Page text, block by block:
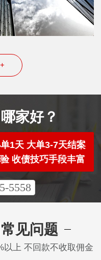
家好？
1天 大单3-7天结案
收债技巧手段丰富
5558
见问题
以上 不回款不收取佣金